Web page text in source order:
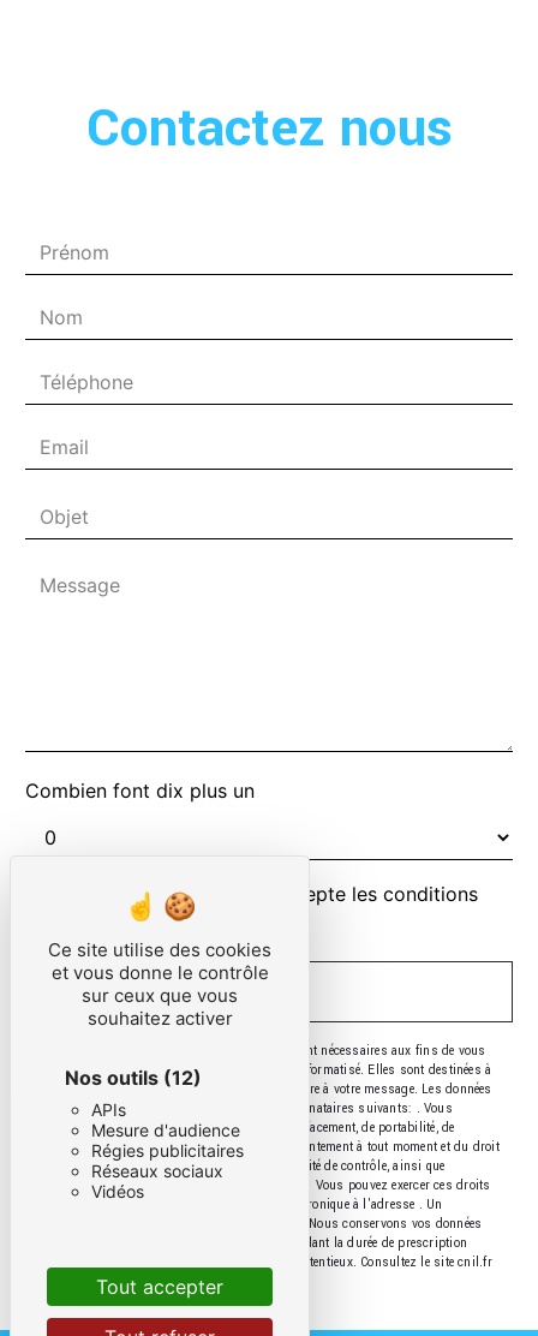
Contactez nous
Combien font dix plus un
En cochant cette case, j'accepte les conditions
particulières ci-dessous **
ENVOYER
** Les données personnelles communiquées sont nécessaires aux fins de vous
contacter et sont enregistrées dans un fichier informatisé. Elles sont destinées à
et ses sous-traitants dans le seul but de répondre à votre message. Les données
collectées seront communiquées aux seuls destinataires suivants: . Vous
disposez de droits d’accès, de rectification, d’effacement, de portabilité, de
limitation, d’opposition, de retrait de votre consentement à tout moment et du droit
d’introduire une réclamation auprès d’une autorité de contrôle, ainsi que
d’organiser le sort de vos données post-mortem. Vous pouvez exercer ces droits
par voie postale à l'adresse ou par courrier électronique à l'adresse . Un
justificatif d'identité pourra vous être demandé. Nous conservons vos données
pendant la période de prise de contact puis pendant la durée de prescription
légale aux fins probatoires et de gestion des contentieux. Consultez le site cnil.fr
pour plus d’informations sur vos droits.
Ce site utilise des cookies
et vous donne le contrôle
sur ceux que vous
souhaitez activer
Nos outils (12)
APIs
Mesure d'audience
Régies publicitaires
Réseaux sociaux
Vidéos
Tout accepter